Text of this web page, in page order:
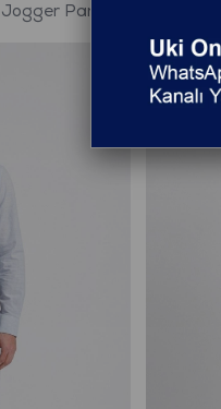
Jogger Pantolon